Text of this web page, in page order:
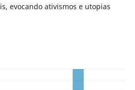
evocando ativismos e utopias